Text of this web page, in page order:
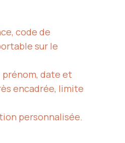
code de
sur le
prénom, date et
encadrée, limite
personnalisée.